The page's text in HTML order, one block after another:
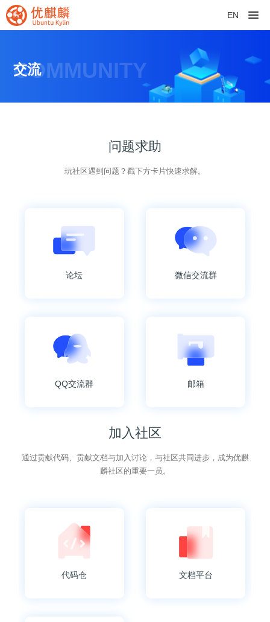
EN
COMMUNITY
交流
问题求助
玩社区遇到问题？戳下方卡片快速求解。
论坛 微信交流群
QQ交流群 邮箱
加入社区
通过贡献代码、贡献文档与加入讨论，与社区共同进步，成为优麒
麟社区的重要一员。
代码仓 文档平台